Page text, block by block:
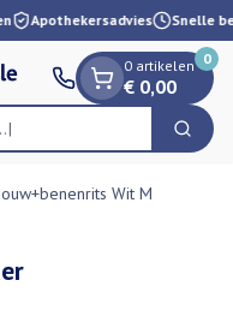
Apothekersadvies Snelle
Zoek
0 artikelen
€ 0,00
0
Wit M